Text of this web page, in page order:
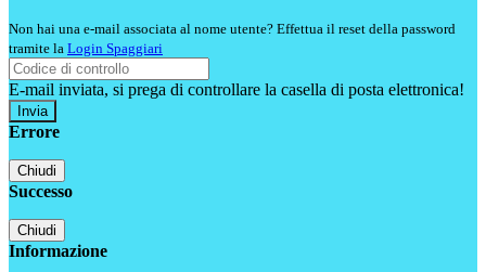
Non hai una e-mail associata al nome utente? Effettua il reset della password
tramite la Login Spaggiari
E-mail inviata, si prega di controllare la casella di posta elettronica!
Errore
Chiudi
Successo
Chiudi
Informazione